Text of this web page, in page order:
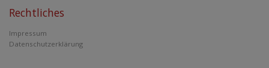
Rechtliches
Impressum
Datenschutzerklärung